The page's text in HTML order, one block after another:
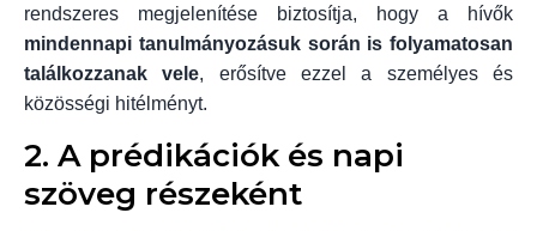
rendszeres megjelenítése biztosítja, hogy a hívők
mindennapi tanulmányozásuk során is folyamatosan
találkozzanak vele, erősítve ezzel a személyes és
közösségi hitélményt.
2. A prédikációk és napi
szöveg részeként